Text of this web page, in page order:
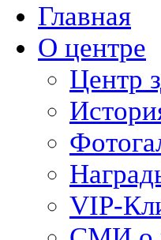
Главная
О центре
Центр
VIP-